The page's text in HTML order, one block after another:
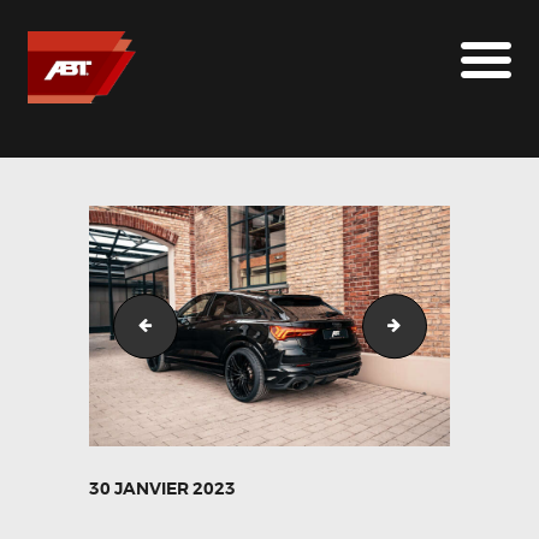
ABT SPORTSLINE FRANCE
MARQUES
LE SUR-MESURE
ABT
CONTACT
DSC05184 DSC05195
30 JANVIER 2023